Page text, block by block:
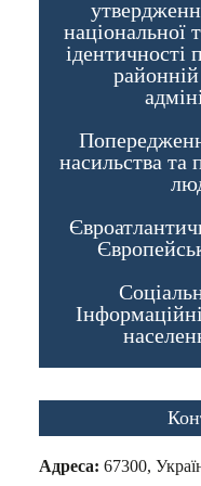
національної
ідентичності
насильства та
Адреса: 67300,